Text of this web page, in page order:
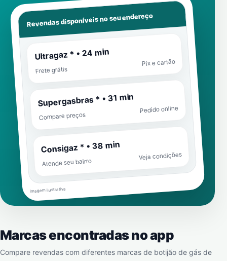
Revendas disponíveis no seu endereço
Ultragaz * • 24 min
Frete grátis
Pix e cartão
Supergasbras * • 31 min
Compare preços
Pedido online
Consigaz * • 38 min
Atende seu bairro
Veja condições
Imagem ilustrativa
Marcas encontradas no app
Compare revendas com diferentes marcas de botijão de gás de